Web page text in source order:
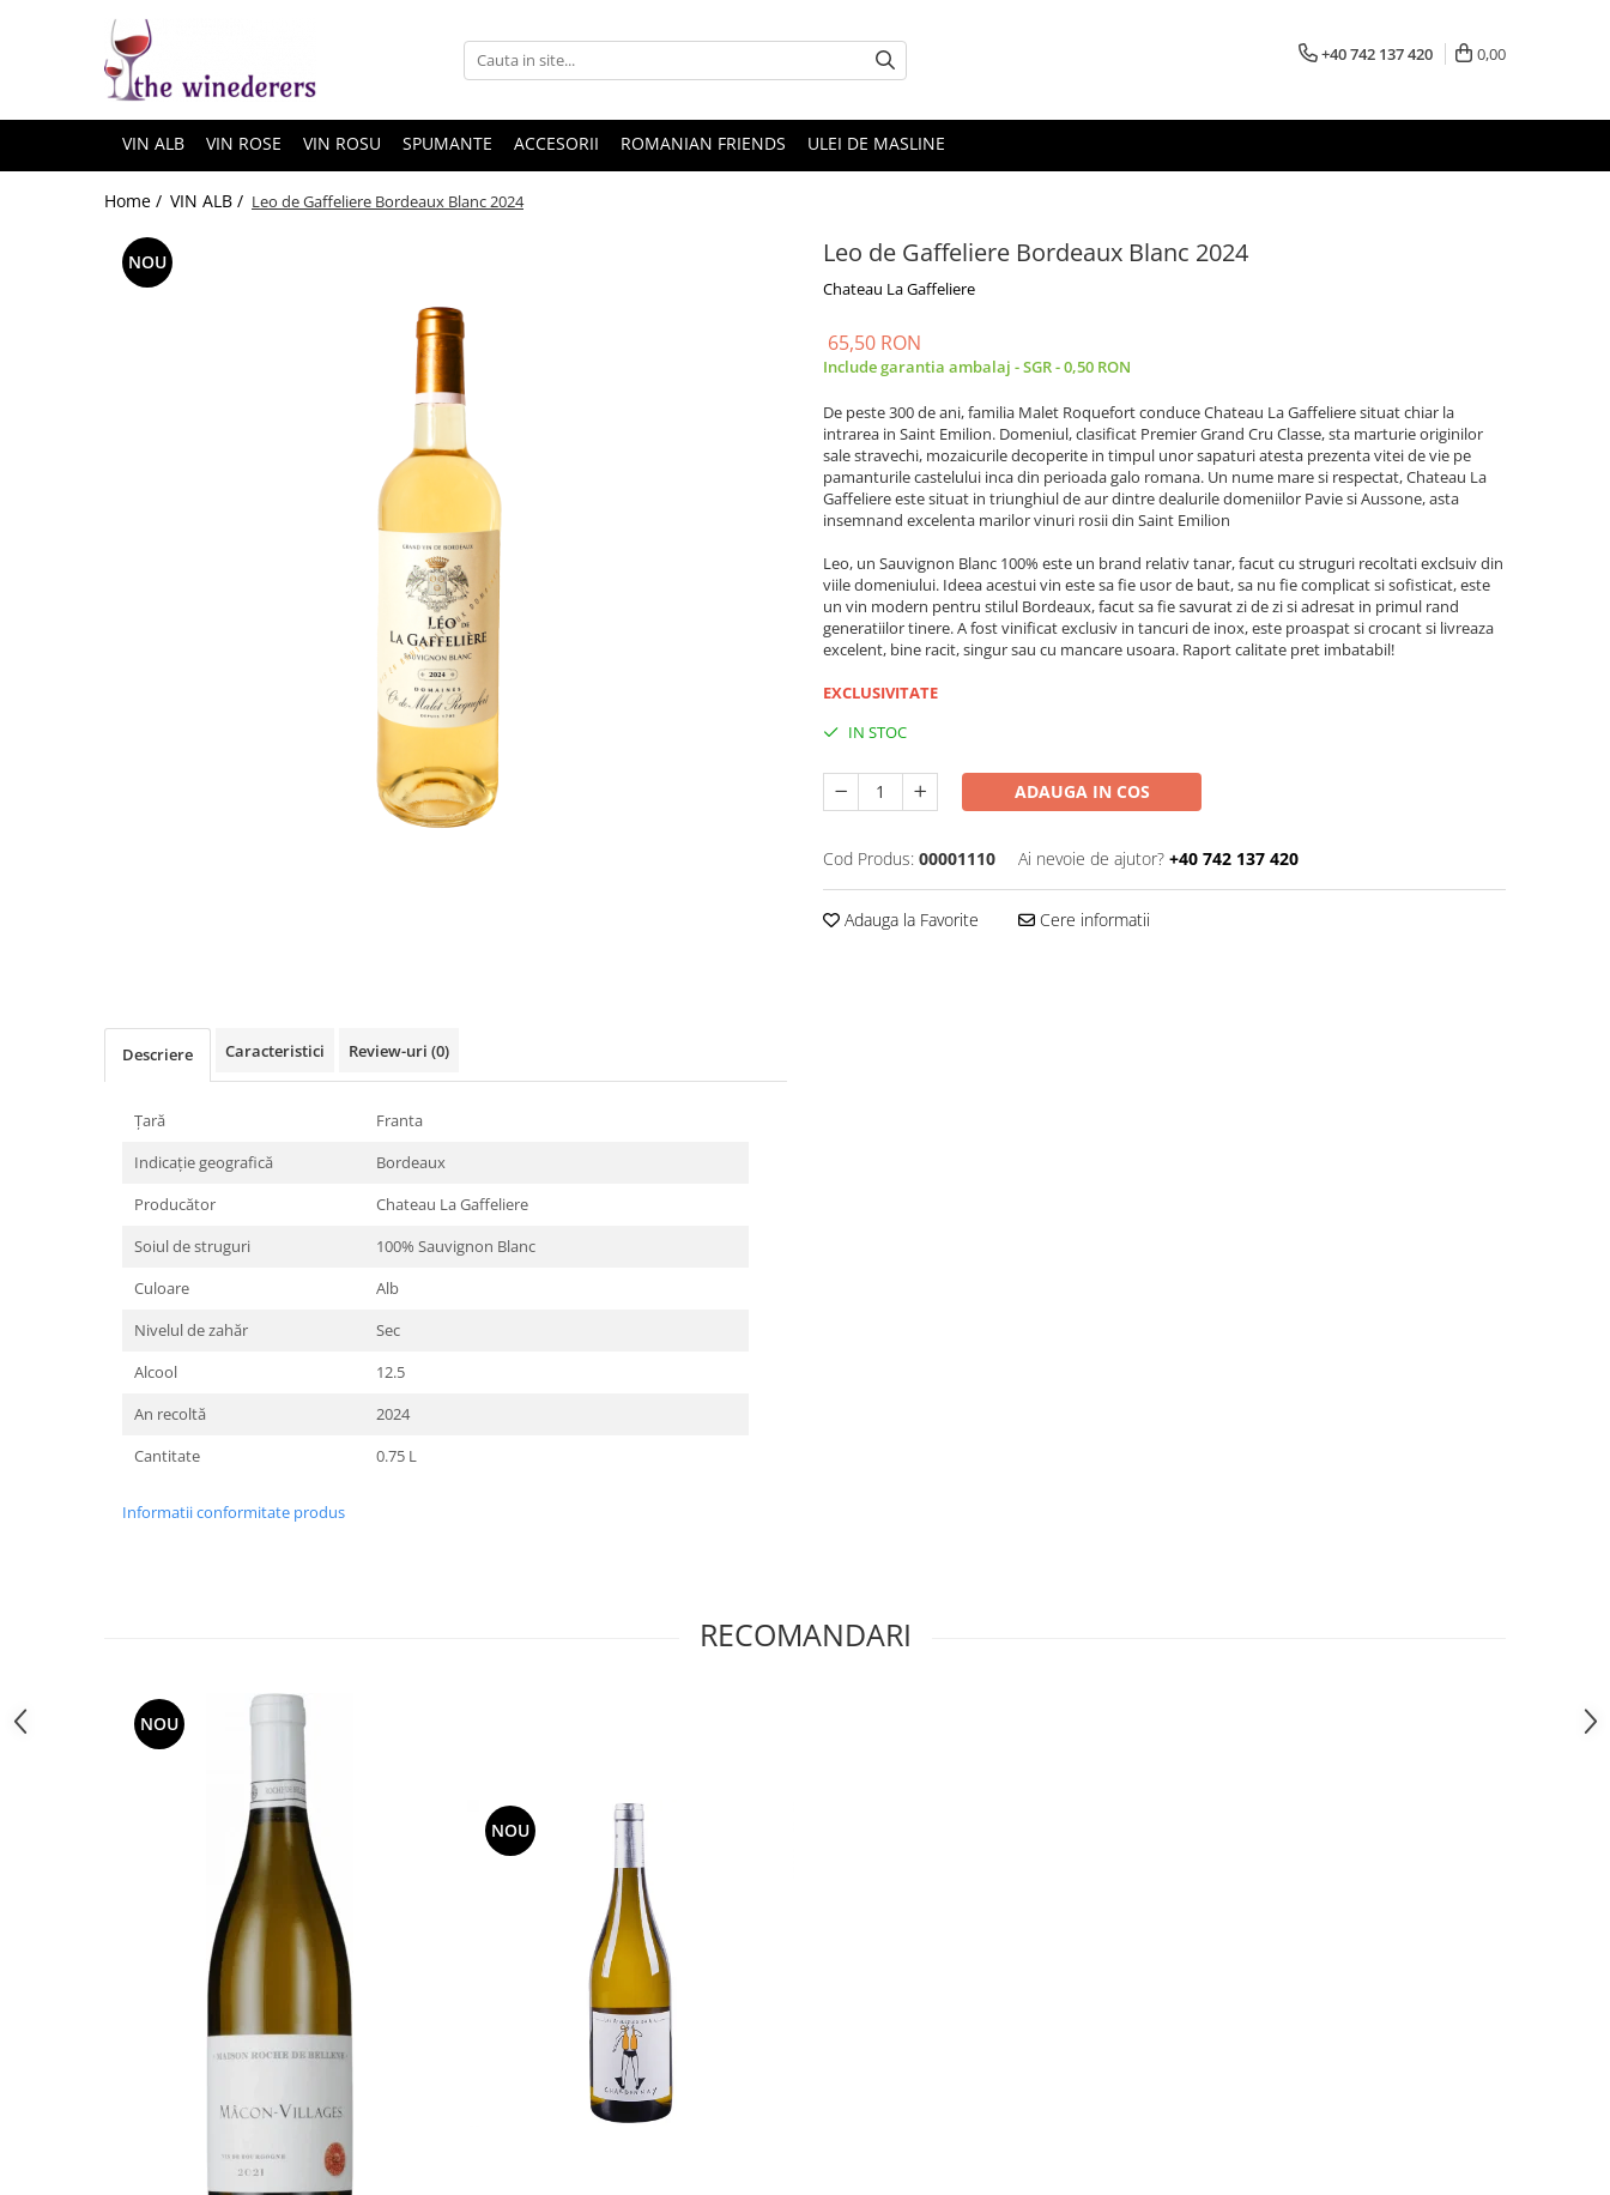
+40 742 137 420 0,00
VIN ALB VIN ROSE VIN ROSU SPUMANTE ACCESORII ROMANIAN FRIENDS ULEI DE MASLINE
Home / VIN ALB / Leo de Gaffeliere Bordeaux Blanc 2024
Leo de Gaffeliere Bordeaux Blanc 2024
Chateau La Gaffeliere
NOU
65,50 RON
Include garantia ambalaj - SGR - 0,50 RON
De peste 300 de ani, familia Malet Roquefort conduce Chateau La Gaffeliere situat chiar la
intrarea in Saint Emilion. Domeniul, clasificat Premier Grand Cru Classe, sta marturie originilor
sale stravechi, mozaicurile decoperite in timpul unor sapaturi atesta prezenta vitei de vie pe
pamanturile castelului inca din perioada galo romana. Un nume mare si respectat, Chateau La
Gaffeliere este situat in triunghiul de aur dintre dealurile domeniilor Pavie si Aussone, asta
insemnand excelenta marilor vinuri rosii din Saint Emilion
Leo, un Sauvignon Blanc 100% este un brand relativ tanar, facut cu struguri recoltati exclsuiv din
viile domeniului. Ideea acestui vin este sa fie usor de baut, sa nu fie complicat si sofisticat, este
un vin modern pentru stilul Bordeaux, facut sa fie savurat zi de zi si adresat in primul rand
generatiilor tinere. A fost vinificat exclusiv in tancuri de inox, este proaspat si crocant si livreaza
excelent, bine racit, singur sau cu mancare usoara. Raport calitate pret imbatabil!
EXCLUSIVITATE
IN STOC
ADAUGA IN COS
Cod Produs: 00001110 Ai nevoie de ajutor? +40 742 137 420
Adauga la Favorite Cere informatii
Descriere Caracteristici Review-uri (0)
Țară
Franta
Indicație geografică
Bordeaux
Producător
Chateau La Gaffeliere
Soiul de struguri
100% Sauvignon Blanc
Culoare
Alb
Nivelul de zahăr
Sec
Alcool
12.5
An recoltă
2024
Cantitate
0.75 L
Informatii conformitate produs
RECOMANDARI
NOU
NOU